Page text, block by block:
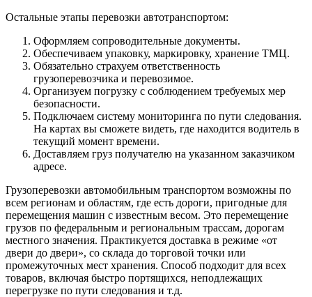
Остальные этапы перевозки автотранспортом:
Оформляем сопроводительные документы.
Обеспечиваем упаковку, маркировку, хранение ТМЦ.
Обязательно страхуем ответственность
грузоперевозчика и перевозимое.
Организуем погрузку с соблюдением требуемых мер
безопасности.
Подключаем систему мониторинга по пути следования.
На картах вы сможете видеть, где находится водитель в
текущий момент времени.
Доставляем груз получателю на указанном заказчиком
адресе.
Грузоперевозки автомобильным транспортом возможны по
всем регионам и областям, где есть дороги, пригодные для
перемещения машин с известным весом. Это перемещение
грузов по федеральным и региональным трассам, дорогам
местного значения. Практикуется доставка в режиме «от
двери до двери», со склада до торговой точки или
промежуточных мест хранения. Способ подходит для всех
товаров, включая быстро портящихся, неподлежащих
перегрузке по пути следования и т.д.